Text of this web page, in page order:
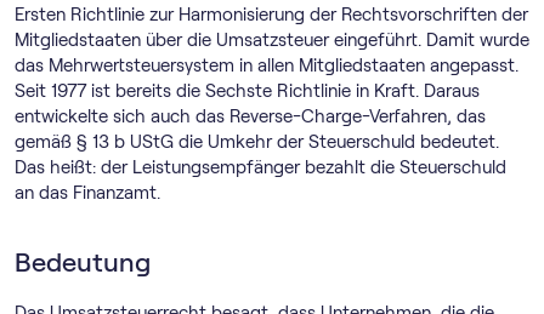
Ersten Richtlinie zur Harmonisierung der Rechtsvorschriften der
Mitgliedstaaten über die Umsatzsteuer eingeführt. Damit wurde
das Mehrwertsteuersystem in allen Mitgliedstaaten angepasst.
Seit 1977 ist bereits die Sechste Richtlinie in Kraft. Daraus
entwickelte sich auch das Reverse-Charge-Verfahren, das
gemäß § 13 b UStG die Umkehr der Steuerschuld bedeutet.
Das heißt: der Leistungsempfänger bezahlt die Steuerschuld
an das Finanzamt.
Bedeutung